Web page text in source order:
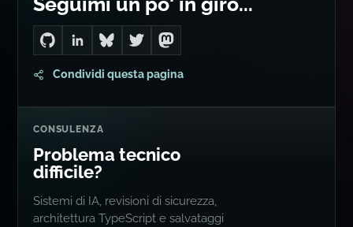
Go to Dan's GitHub
Connect with me on LinkedIn
Follow me on Bluesky
Follow me on Twitter
Follow me on Mastodon
Condividi questa pagina
CONSULENZA
Problema tecnico
difficile?
Sistemi di IA, revisioni di sicurezza,
architettura TypeScript e salvataggi